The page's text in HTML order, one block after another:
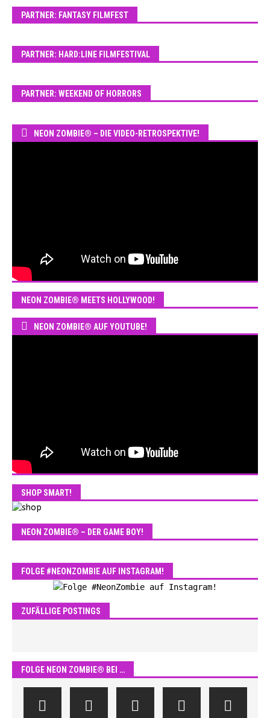
PARTNER: FANTASY FILMFEST
PARTNER: HARD:LINE FILMFESTIVAL
PARTNER: WEEKEND OF HORRORS
NEON ZOMBIE® – DIE VIDEO-RETROSPEKTIVE!
NEON ZOMBIE® MEETS HOLLYWOOD!
NEON ZOMBIE® AUF YOUTUBE!
SHOP SMART!
NEON ZOMBIE® – DER GAME BOY!
FOLGE #NEONZOMBIE AUF INSTAGRAM!
ZUFÄLLIGE POSTINGS
FOLGE NEON ZOMBIE® BEI …